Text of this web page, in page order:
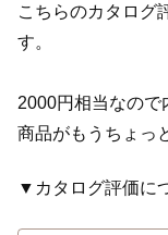
こちらのカタロ
す。
2000円相当なので
商品がもうちょっ
▼カタログ評価に